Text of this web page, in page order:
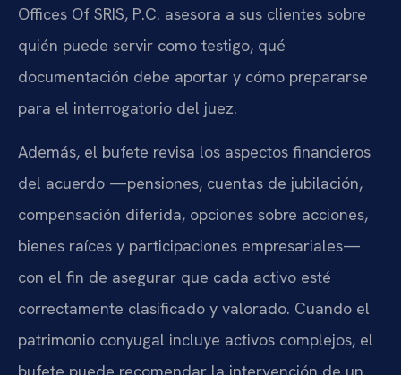
Offices Of SRIS, P.C. asesora a sus clientes sobre
quién puede servir como testigo, qué
documentación debe aportar y cómo prepararse
para el interrogatorio del juez.
Además, el bufete revisa los aspectos financieros
del acuerdo —pensiones, cuentas de jubilación,
compensación diferida, opciones sobre acciones,
bienes raíces y participaciones empresariales—
con el fin de asegurar que cada activo esté
correctamente clasificado y valorado. Cuando el
patrimonio conyugal incluye activos complejos, el